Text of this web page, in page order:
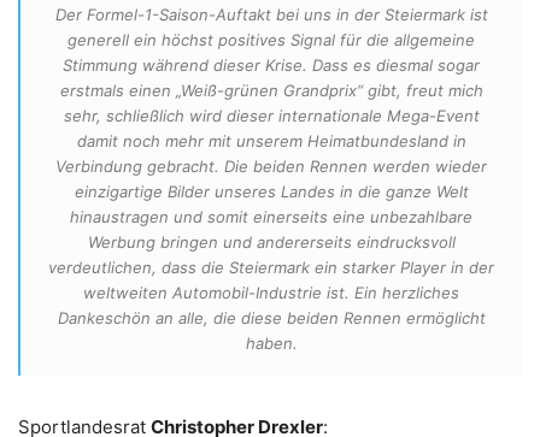
Der Formel-1-Saison-Auftakt bei uns in der Steiermark ist
generell ein höchst positives Signal für die allgemeine
Stimmung während dieser Krise. Dass es diesmal sogar
erstmals einen „Weiß-grünen Grandprix“ gibt, freut mich
sehr, schließlich wird dieser internationale Mega-Event
damit noch mehr mit unserem Heimatbundesland in
Verbindung gebracht. Die beiden Rennen werden wieder
einzigartige Bilder unseres Landes in die ganze Welt
hinaustragen und somit einerseits eine unbezahlbare
Werbung bringen und andererseits eindrucksvoll
verdeutlichen, dass die Steiermark ein starker Player in der
weltweiten Automobil-Industrie ist. Ein herzliches
Dankeschön an alle, die diese beiden Rennen ermöglicht
haben.
Sportlandesrat Christopher Drexler: